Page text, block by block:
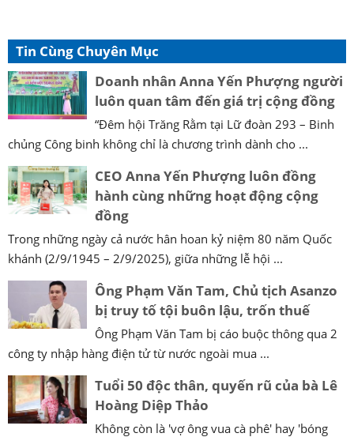
Tin Cùng Chuyên Mục
Doanh nhân Anna Yến Phượng người
luôn quan tâm đến giá trị cộng đồng
“Đêm hội Trăng Rằm tại Lữ đoàn 293 – Binh
chủng Công binh không chỉ là chương trình dành cho ...
CEO Anna Yến Phượng luôn đồng
hành cùng những hoạt động cộng
đồng
Trong những ngày cả nước hân hoan kỷ niệm 80 năm Quốc
khánh (2/9/1945 – 2/9/2025), giữa những lễ hội ...
Ông Phạm Văn Tam, Chủ tịch Asanzo
bị truy tố tội buôn lậu, trốn thuế
Ông Phạm Văn Tam bị cáo buộc thông qua 2
công ty nhập hàng điện tử từ nước ngoài mua ...
Tuổi 50 độc thân, quyến rũ của bà Lê
Hoàng Diệp Thảo
Không còn là 'vợ ông vua cà phê' hay 'bóng